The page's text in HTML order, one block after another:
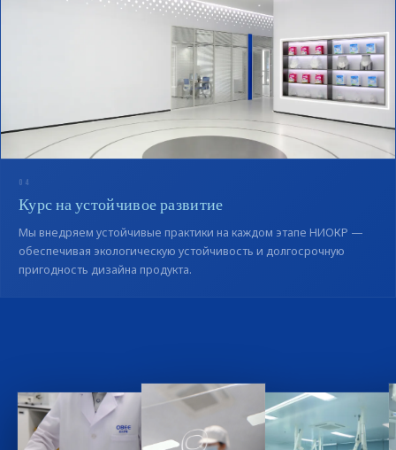
04
Курс на устойчивое развитие
Мы внедряем устойчивые практики на каждом этапе НИОКР —
обеспечивая экологическую устойчивость и долгосрочную
пригодность дизайна продукта.